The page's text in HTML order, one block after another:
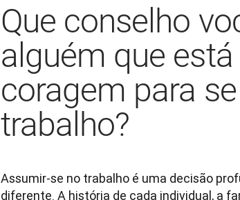
Que conselho
alguém que
coragem para
trabalho?
Assumir-se no trabalho é uma decisão
diferente. A história de cada individual, a